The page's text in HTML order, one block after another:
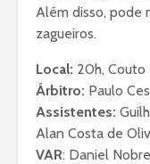
Além disso, pode
zagueiros.
Local: 20h, Couto
Árbitro: Paulo
Assistentes:
Alan Costa de
VAR: Daniel